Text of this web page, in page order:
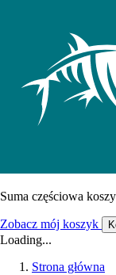
Suma częściowa
Zobacz mój koszyk
Loading...
Strona główna